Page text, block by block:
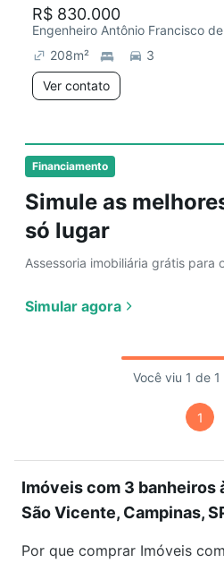
Financiamento
Simule as
só lugar
Assessoria imobiliária grátis para
Simular agora
R$ 830.000
208m²
3
Ver contato
Você viu 1 de 1
1
Imóveis com 3 banheiros
São Vicente, Campinas,
Por que comprar Imóveis